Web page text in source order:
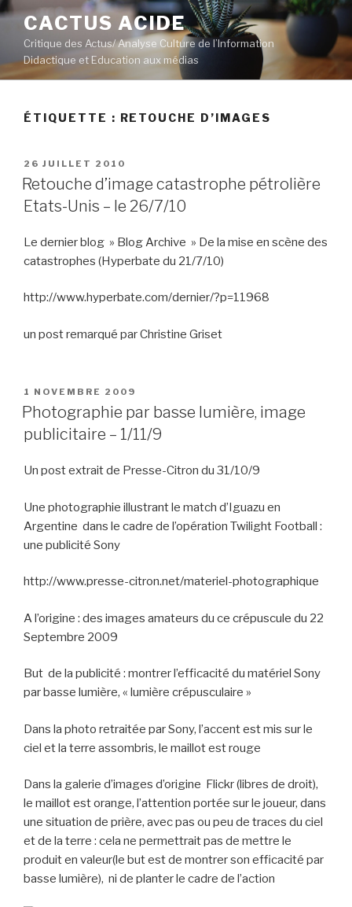
Aller
contenu
principal
CACTUS ACIDE
Critique des Actus/ Analyse Culture de l’Information
Didactique et Education aux médias
ÉTIQUETTE : RETOUCHE D’IMAGES
PUBLIÉ
LE
26 JUILLET 2010
Retouche d’image catastrophe pétrolière
Etats-Unis – le 26/7/10
Le dernier blog » Blog Archive » De la mise en scène des
catastrophes (Hyperbate du 21/7/10)
http://www.hyperbate.com/dernier/?p=11968
un post remarqué par Christine Griset
PUBLIÉ
LE
1 NOVEMBRE 2009
Photographie par basse lumière, image
publicitaire – 1/11/9
Un post extrait de Presse-Citron du 31/10/9
Une photographie illustrant le match d’Iguazu en
Argentine dans le cadre de l’opération Twilight Football :
une publicité Sony
http://www.presse-citron.net/materiel-photographique
A l’origine : des images amateurs du ce crépuscule du 22
Septembre 2009
But de la publicité : montrer l’efficacité du matériel Sony
par basse lumière, « lumière crépusculaire »
Dans la photo retraitée par Sony, l’accent est mis sur le
ciel et la terre assombris, le maillot est rouge
Dans la galerie d’images d’origine Flickr (libres de droit),
le maillot est orange, l’attention portée sur le joueur, dans
une situation de prière, avec pas ou peu de traces du ciel
et de la terre : cela ne permettrait pas de mettre le
produit en valeur(le but est de montrer son efficacité par
basse lumière), ni de planter le cadre de l’action